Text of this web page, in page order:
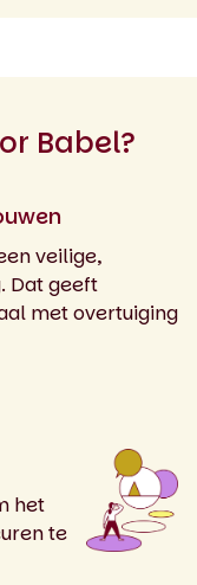
Babel?
veilige,
Dat geeft
met overtuiging
het
te